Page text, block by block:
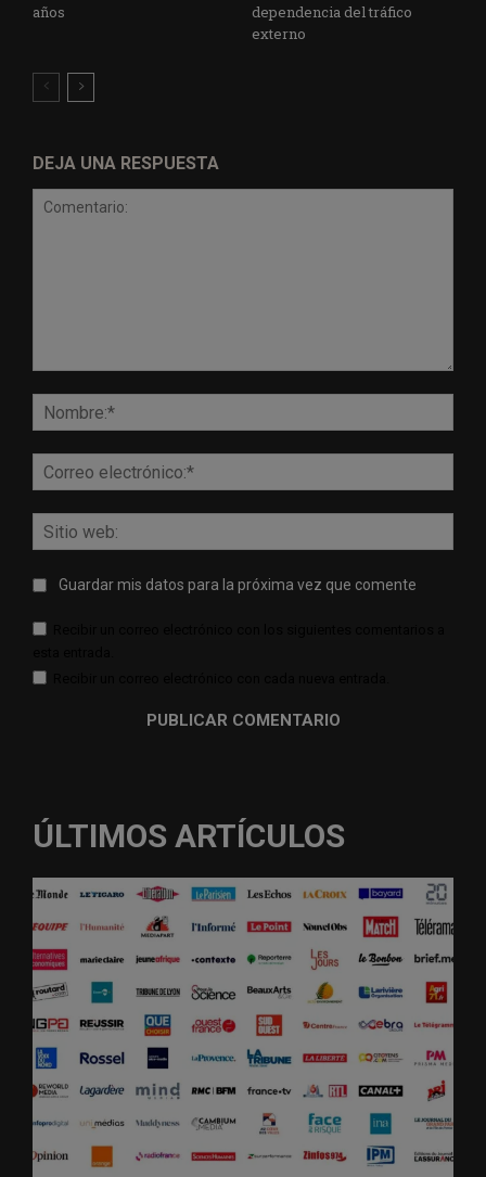
años
dependencia del tráfico
externo
DEJA UNA RESPUESTA
web:
Guardar mis datos para la próxima vez que comente
ÚLTIMOS ARTÍCULOS